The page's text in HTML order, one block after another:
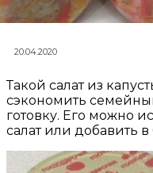
20.04.2020
Такой салат из
сэкономить
готовку. Его можно
салат или добавить